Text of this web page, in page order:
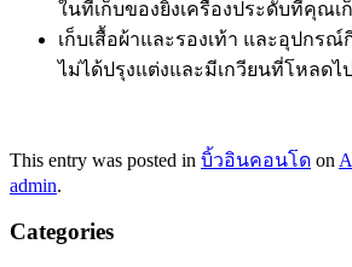
ในที่เก็บของยิ่งเครื่องประดับที่คุณเ
เก็บเสื้อผ้าและรองเท้า และอุปก
ไม่ได้ปรุงแต่งและมีเกวียนที่โหลดไ
This entry was posted in บิ้วอินคอนโด on
admin.
Categories